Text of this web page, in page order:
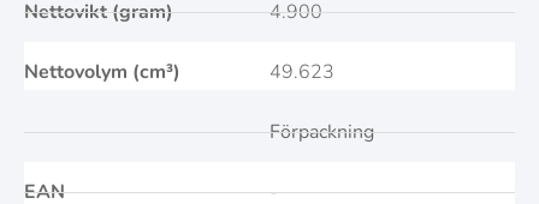
Nettovikt (gram)
Nettovolym (cm³)
4.900
49.623
EAN
Förpackning
-